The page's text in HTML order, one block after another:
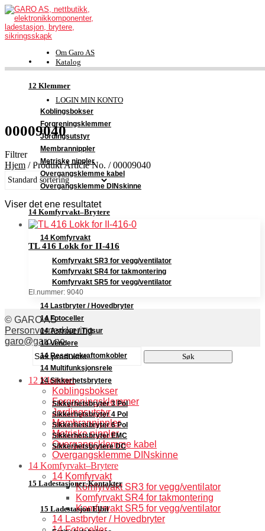
12 Klemmer
Koblingsbokser
Forgreningsklemmer
Jordingsutstyr
Membrannippler
Metriske nippler
Overgangsklemme kabel
Overgangsklemme DINskinne
14 Komfyrvakt–Brytere
14 Komfyrvakt
Komfyrvakt SR3 for vegg/ventilator
Komfyrvakt SR4 for takmontering
Komfyrvakt SR5 for vegg/ventilator
14 Lastbryter / Hovedbryter
14 Fotoceller
14 Astrour / Tidsur
14 Vendere
14 Reservekraftomkobler
14 Multifunksjonsrele
14 Sikkerhetsbrytere
Sikkerhetsbryter 3 Pol
Sikkerhetsbryter 4 Pol
Sikkerhetsbryter 6 Pol
Sikkerhetsbryter EMC
Sikkerhetsbrytere DC
15 Ladestasjoner-Kontakter
15 Ladestasjon Elbil
Om Garo AS
Katalog
FDV-dokumentasjon
Support
LOGIN MIN KONTO
00009040
Filtrer
Hjem /Produkt Article No. /00009040
Viser det ene resultatet
TL 416 Lokk for II-416
El.nummer: 9040
© GARO AS
Personvernerklæring
garo@garo.no
Søk
etter:
Søk
12 Klemmer
Koblingsbokser
Forgreningsklemmer
Jordingsutstyr
Membrannippler
Metriske nippler
Overgangsklemme kabel
Overgangsklemme DINskinne
14 Komfyrvakt–Brytere
14 Komfyrvakt
Komfyrvakt SR3 for vegg/ventilator
Komfyrvakt SR4 for takmontering
Komfyrvakt SR5 for vegg/ventilator
14 Lastbryter / Hovedbryter